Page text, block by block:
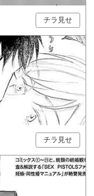
チラ見せ
チラ見せ